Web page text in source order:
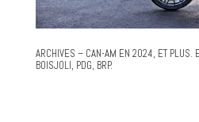
ARCHIVES – CAN-AM EN 2024, ET PLUS.
BOISJOLI, PDG, BRP.